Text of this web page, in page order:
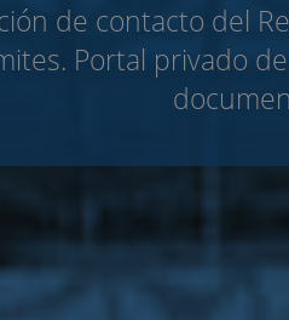
de contacto del
Portal privado